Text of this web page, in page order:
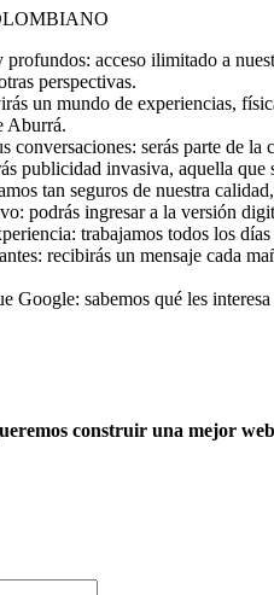
acceso ilimitado a
perspectivas.
un mundo de experiencias,
Aburrá.
conversaciones: serás parte de
publicidad invasiva, aquella
tan seguros de nuestra
podrás ingresar a la versión
trabajamos todos los
recibirás un mensaje cada
Google: sabemos qué les
construir una mejor